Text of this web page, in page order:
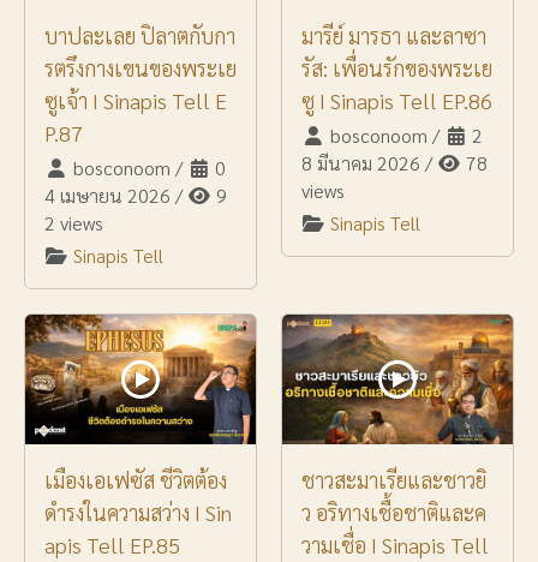
บาปละเลย ปิลาตกับกา
รตรึงกางเขนของพระเย
ซูเจ้า I Sinapis Tell E
P.87
bosconoom /
0
4 เมษายน 2026 /
9
2 views
Sinapis Tell
มารีย์ มารธา และลาซา
รัส: เพื่อนรักของพระเย
ซู I Sinapis Tell EP.86
bosconoom /
2
8 มีนาคม 2026 /
78
views
Sinapis Tell
เมืองเอเฟซัส ชีวิตต้อง
ดำรงในความสว่าง I Sin
apis Tell EP.85
ชาวสะมาเรียและชาวยิ
ว อริทางเชื้อชาติและค
วามเชื่อ I Sinapis Tell